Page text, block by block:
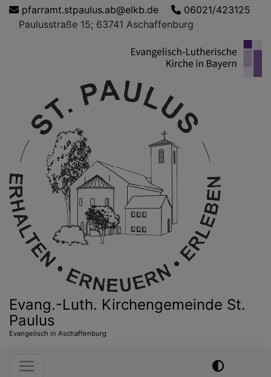
Direktpfarramt.stpaulus.ab@elkb.de
06021/423125
Paulusstraße 15; 63741 Aschaffenburg
Evang.-Luth. Kirchengemeinde St.
Paulus
Evangelisch in Aschaffenburg
Hauptnavigation